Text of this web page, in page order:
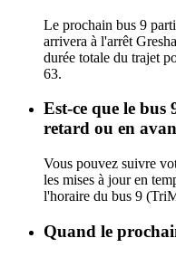
Le prochain bus 9
arrivera à l'arrêt
durée totale du trajet
63.
Est-ce que le bus
retard ou en
Vous pouvez suivre
les mises à jour en
l'horaire du bus 9
Quand le